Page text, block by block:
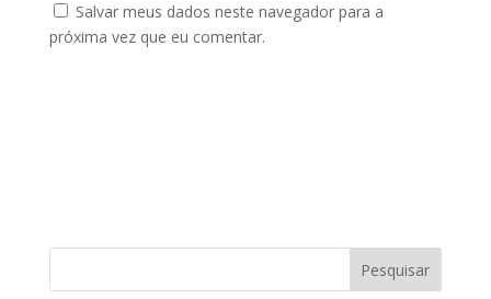
Salvar meus dados neste navegador para a
próxima vez que eu comentar.
Pesquisar